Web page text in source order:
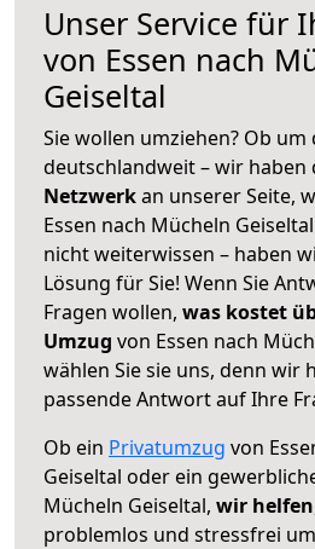
Unser Service für
von Essen nach
Geiseltal
Sie wollen umziehen? Ob um
deutschlandweit – wir haben
Netzwerkan unserer Seite,
Essen nach Mücheln
nicht weiterwissen – haben
Lösung für Sie! Wenn Sie
Fragen wollen, was kostet
Umzug von Essen nach
wählen Sie sie uns, denn wir
passende Antwort auf Ihre
Ob ein Privatumzug von
Geiseltal oder ein
Mücheln Geiseltal, wir helfen
problemlos und stressfrei